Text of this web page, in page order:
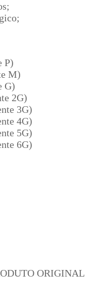
P)
M)
G)
2G)
3G)
4G)
5G)
6G)
ORIGINAL